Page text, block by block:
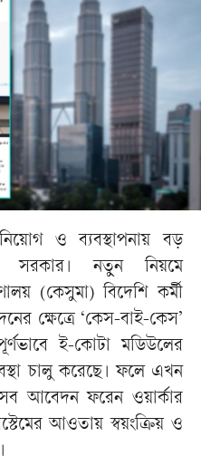
ও ব্যবস্থাপনায় বড়
সরকার। নতুন নিয়মে
(কেসুমা) বিদেশি কর্মী
ক্ষেত্রে ‘কেস-বাই-কেস’
ই-কোটা মডিউলের
চালু করেছে। ফলে এখন
আবেদন ফরেন ওয়ার্কার
আওতায় স্বয়ংক্রিয় ও